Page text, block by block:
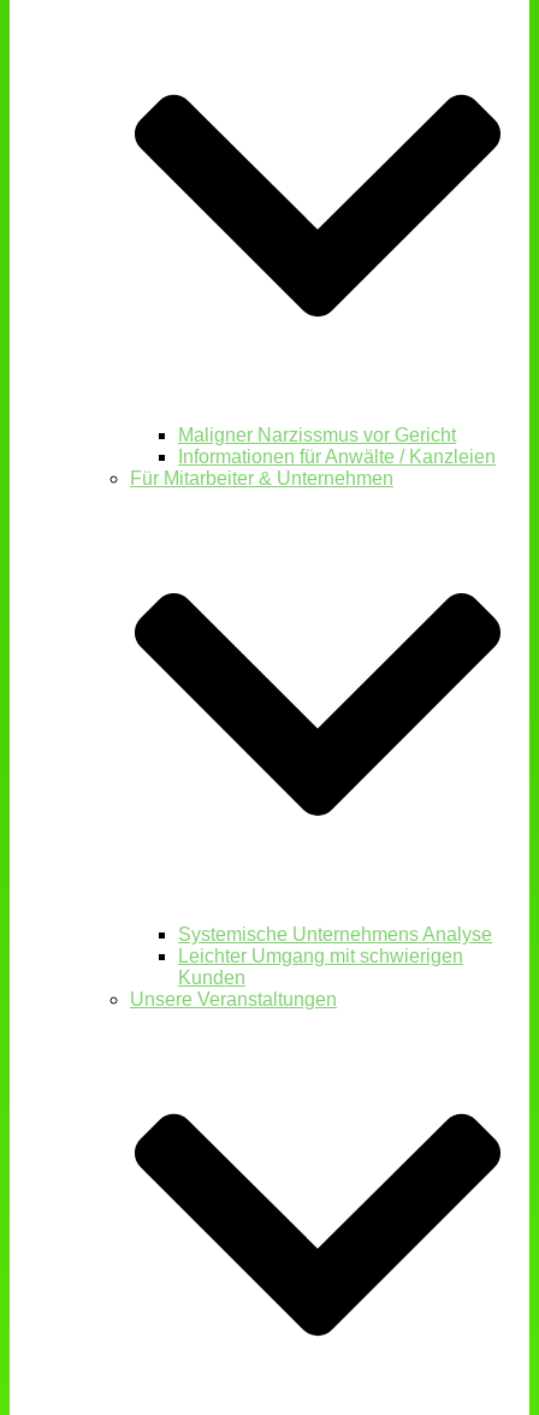
Maligner Narzissmus vor Gericht
Informationen für Anwälte / Kanzleien
Für Mitarbeiter & Unternehmen
Systemische Unternehmens Analyse
Leichter Umgang mit schwierigen
Kunden
Unsere Veranstaltungen